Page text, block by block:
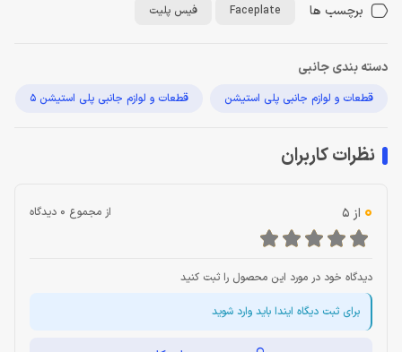
برچسب ها Faceplate فیس پلیت
دسته بندی جانبی
قطعات و لوازم جانبی پلی استیشن قطعات و لوازم جانبی پلی استیشن 5
نظرات کاربران
0 از 5 از مجموع 0 دیدگاه
دیدگاه خود در مورد این محصول را ثبت کنید
برای ثبت دیگاه ایندا باید وارد شوید